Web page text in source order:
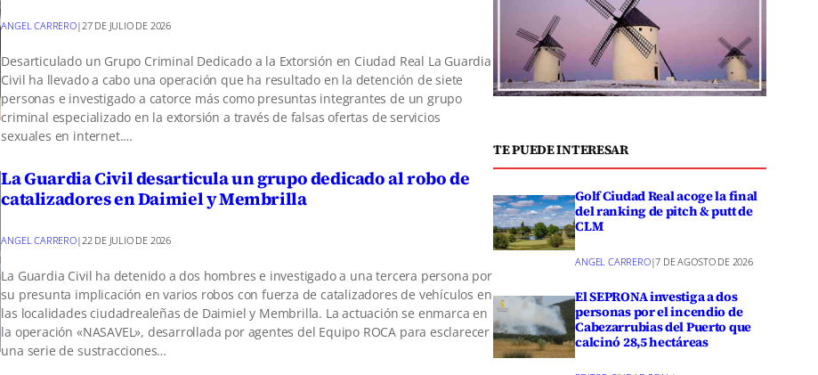
ANGEL CARRERO|27 DE JULIO DE 2026
Desarticulado un Grupo Criminal Dedicado a la Extorsión en Ciudad Real La Guardia
Civil ha llevado a cabo una operación que ha resultado en la detención de siete
personas e investigado a catorce más como presuntas integrantes de un grupo
criminal especializado en la extorsión a través de falsas ofertas de servicios
sexuales en internet.…
La Guardia Civil desarticula un grupo dedicado al robo de
catalizadores en Daimiel y Membrilla
ANGEL CARRERO|22 DE JULIO DE 2026
La Guardia Civil ha detenido a dos hombres e investigado a una tercera persona por
su presunta implicación en varios robos con fuerza de catalizadores de vehículos en
las localidades ciudadrealeñas de Daimiel y Membrilla. La actuación se enmarca en
la operación «NASAVEL», desarrollada por agentes del Equipo ROCA para esclarecer
una serie de sustracciones…
TE PUEDE INTERESAR
Golf Ciudad Real acoge la final
del ranking de pitch & putt de
CLM
ANGEL CARRERO|7 DE AGOSTO DE 2026
El SEPRONA investiga a dos
personas por el incendio de
Cabezarrubias del Puerto que
calcinó 28,5 hectáreas